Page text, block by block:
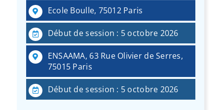
Ecole Boulle, 75012 Paris
Début de session : 5 octobre 2026
ENSAAMA, 63 Rue Olivier de Serres,
75015 Paris
Début de session : 5 octobre 2026